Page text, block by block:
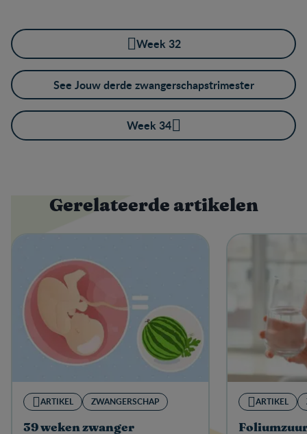
Week 32
See Jouw derde zwangerschapstrimester
Week 34
Gerelateerde artikelen
ARTIKEL ZWANGERSCHAP
39 weken zwanger
ARTIKEL